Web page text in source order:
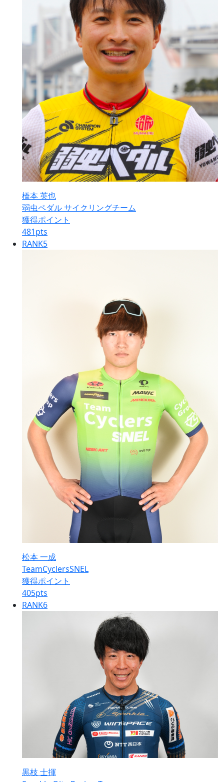
橋本 英也
弱虫ペダル サイクリングチーム
獲得ポイント
481pts
RANK5
松本 一成
TeamCyclersSNEL
獲得ポイント
405pts
RANK6
黒枝 士揮